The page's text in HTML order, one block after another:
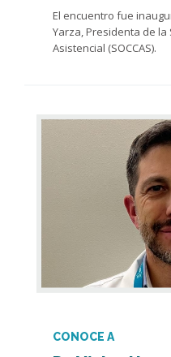
El encuentro fue
Yarza, Presidenta de la
Asistencial (SOCCAS).
CONOCE A